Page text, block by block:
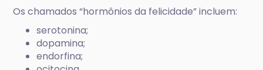
Os chamados “hormônios da felicidade” incluem:
serotonina;
dopamina;
endorfina;